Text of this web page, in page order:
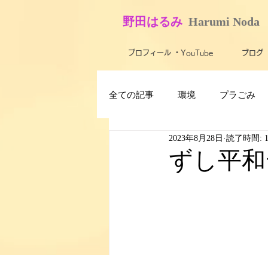
​野田はるみ Harumi No​da
プロフィール ・YouTube ブログ
全ての記事 環境 プラごみ
最新技術・テクノロジー ス
ずし平
2023年8月28日 読了時間: